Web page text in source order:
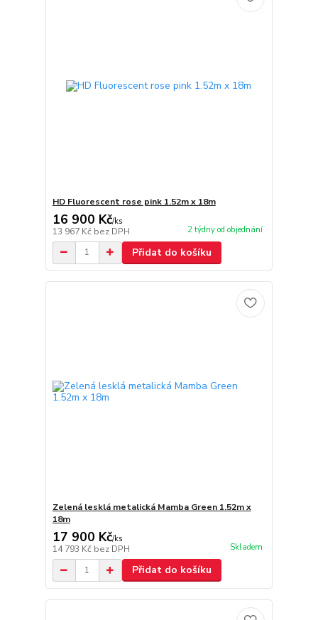
HD Fluorescent rose pink 1.52m x 18m
16 900 Kč/ks
13 967 Kč bez DPH 2 týdny od objednání
Přidat do košíku
Zelená lesklá metalická Mamba Green 1.52m x
18m
17 900 Kč/ks
14 793 Kč bez DPH Skladem
Přidat do košíku